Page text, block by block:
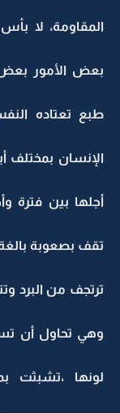
المقاومة، لا
بعض الأمور بعض
طبع تعتاده
الإنسان بمختلف
أجلها بين فترة
تقف بصعوبة
ترتجف من البرد
وهي تحاول أن
لونها ،تشبثت